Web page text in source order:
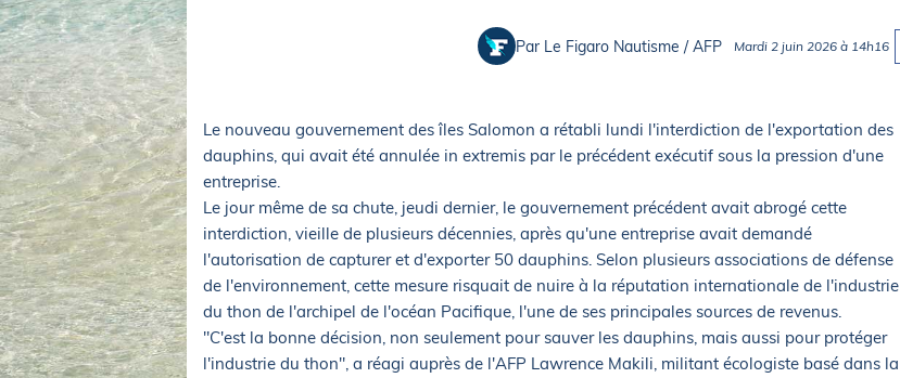
LOISIRS
Pêche en mer
Glisse
Par Le Figaro Nautisme / AFP Mardi 2 juin 2026 à 14h16
Le nouveau gouvernement des îles Salomon a rétabli lundi l'interdiction de l'exportation des
dauphins, qui avait été annulée in extremis par le précédent exécutif sous la pression d'une
entreprise.
Le jour même de sa chute, jeudi dernier, le gouvernement précédent avait abrogé cette
interdiction, vieille de plusieurs décennies, après qu'une entreprise avait demandé
l'autorisation de capturer et d'exporter 50 dauphins. Selon plusieurs associations de défense
de l'environnement, cette mesure risquait de nuire à la réputation internationale de l'industrie
du thon de l'archipel de l'océan Pacifique, l'une de ses principales sources de revenus.
"C'est la bonne décision, non seulement pour sauver les dauphins, mais aussi pour protéger
l'industrie du thon", a réagi auprès de l'AFP Lawrence Makili, militant écologiste basé dans la